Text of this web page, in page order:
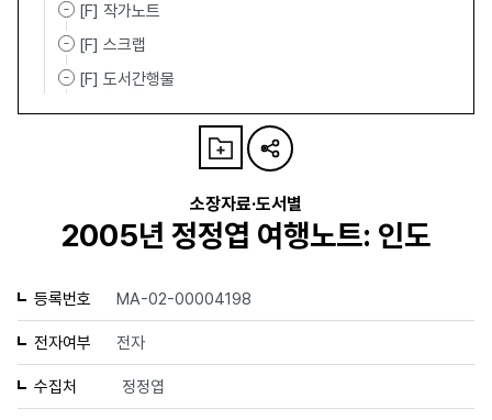
[F] 작가노트
[F] 스크랩
[F] 도서간행물
소장자료·도서별
2005년 정정엽 여행노트: 인도
등록번호 MA-02-00004198
전자여부 전자
수집처 정정엽